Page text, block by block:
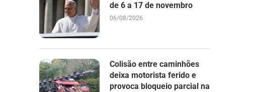
de 6 a 17 de novembro
06/08/2026
Colisão entre caminhões
deixa motorista ferido e
provoca bloqueio parcial na